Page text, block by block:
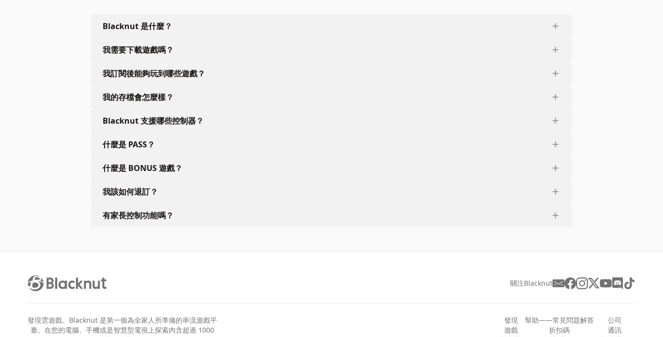
Blacknut 是什麼？
我需要下載遊戲嗎？
我訂閱後能夠玩到哪些遊戲？
我的存檔會怎麼樣？
Blacknut 支援哪些控制器？
什麼是 PASS？
什麼是 BONUS 遊戲？
我該如何退訂？
有家長控制功能嗎？
關注Blacknut
發現雲遊戲。Blacknut 是第一個為全家人所準備的串流遊戲平
臺。在您的電腦、手機或是智慧型電視上探索內含超過 1000
發現
遊戲
幫助——常見問題解答
折扣碼
公司
通訊